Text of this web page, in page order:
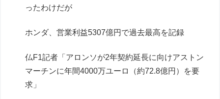
ったわけだが
ホンダ、営業利益5307億円で過去最高を記録
仏F1記者「アロンソが2年契約延長に向けアストン
マーチンに年間4000万ユーロ（約72.8億円）を要
求」